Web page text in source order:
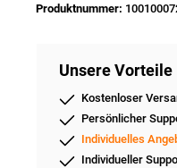
Produktnummer:
Unsere Vorteile
Kostenloser
Persönlicher
Individuelles
Individueller